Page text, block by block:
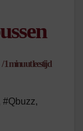
/1 minuut leestijd
#Qbuzz,